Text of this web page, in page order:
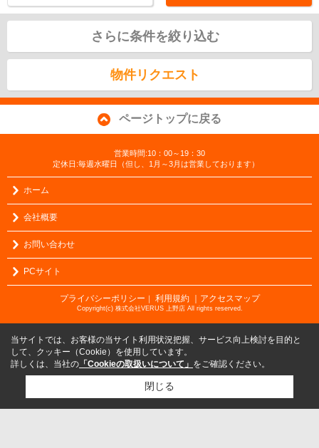
さらに条件を絞り込む
物件リクエスト
ページトップに戻る
営業時間:10：00～19：30
定休日:毎週水曜日（但し、1月～3月は営業しております）
ホーム
会社概要
お問い合わせ
PCサイト
プライバシーポリシー ｜ 利用規約 ｜アクセスマップ
Copyright(c) 株式会社VERUS 上野店 All rights reserved.
当サイトでは、お客様の当サイト利用状況把握、サービス向上検討を目的と
して、クッキー（Cookie）を使用しています。
詳しくは、当社の 「Cookieの取扱いについて」 をご確認ください。
閉じる